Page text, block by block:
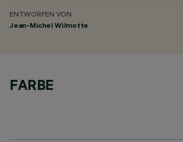
ENTWORFEN VON
Jean-Michel Wilmotte
FARBE